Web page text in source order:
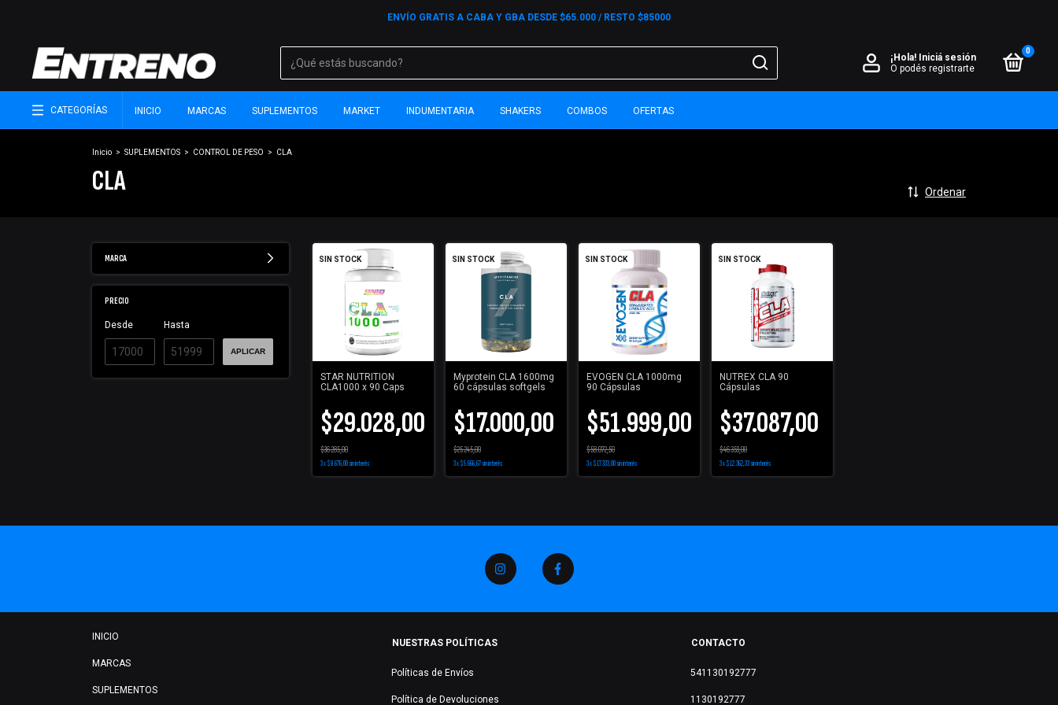
ENVÍO GRATIS A CABA Y GBA DESDE $65.000 / RESTO $85000
¡Hola! Iniciá sesión
O podés registrarte
0
CATEGORÍAS INICIO MARCAS SUPLEMENTOS MARKET INDUMENTARIA SHAKERS COMBOS OFERTAS
Inicio > SUPLEMENTOS > CONTROL DE PESO > CLA
CLA Ordenar
MARCA
PRECIO
Desde Hasta
APLICAR
SIN STOCK
STAR NUTRITION
CLA1000 x 90 Caps
$29.028,00
$36.285,00
3x$9.676,00sin interés
SIN STOCK
Myprotein CLA 1600mg
60 cápsulas softgels
$17.000,00
$25.245,00
3x$5.666,67sin interés
SIN STOCK
EVOGEN CLA 1000mg
90 Cápsulas
$51.999,00
$58.072,50
3x$17.333,00sin interés
SIN STOCK
NUTREX CLA 90
Cápsulas
$37.087,00
$46.359,00
3x$12.362,33sin interés
INICIO
MARCAS
SUPLEMENTOS
NUESTRAS POLÍTICAS
Políticas de Envíos
Política de Devoluciones
CONTACTO
541130192777
1130192777